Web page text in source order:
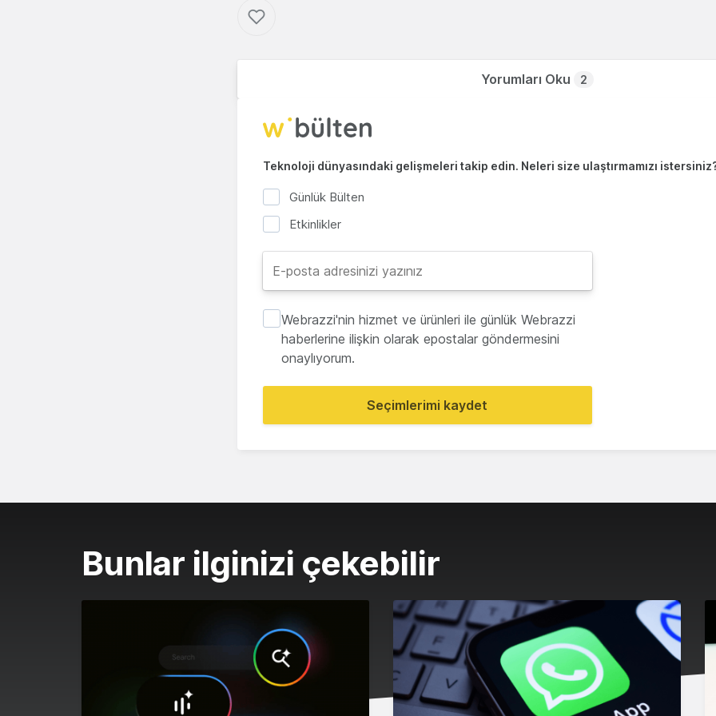
Yorumları Oku 2
Teknoloji dünyasındaki gelişmeleri takip edin. Neleri size ulaştırmamızı
Günlük Bülten
Etkinlikler
Webrazzi'nin hizmet ve ürünleri ile günlük Webrazzi
haberlerine ilişkin olarak epostalar göndermesini
onaylıyorum.
Seçimlerimi kaydet
Bunlar ilginizi çekebilir